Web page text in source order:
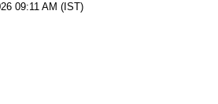
09:11 AM (IST)